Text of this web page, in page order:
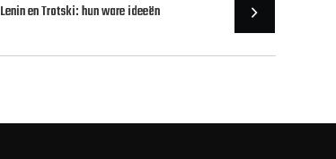
Lenin en Trotski: hun ware ideeën